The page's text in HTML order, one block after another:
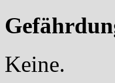
Keine.